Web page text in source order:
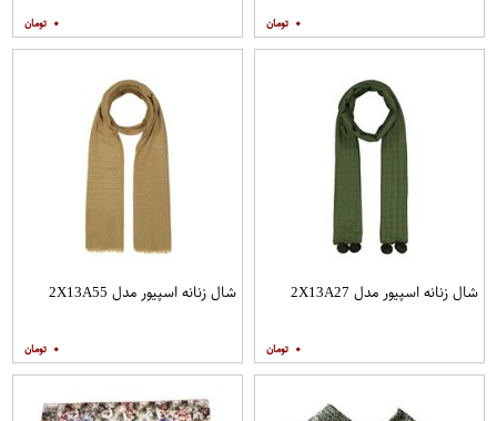
۰ ۰
شال زنانه اسپیور مدل 2X13A27
۰
شال زنانه اسپیور مدل 2X13A55
۰